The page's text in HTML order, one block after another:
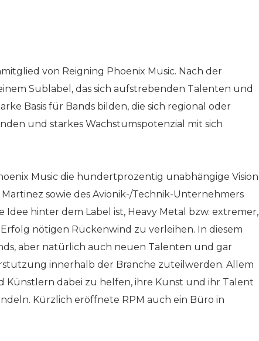
von Reigning Phoenix Music. Nach der
Sublabel, das sich aufstrebenden Talenten und
Basis für Bands bilden, die sich regional oder
und starkes Wachstumspotenzial mit sich
Music die hundertprozentig unabhängige Vision
sowie des Avionik-/Technik-Unternehmers
hinter dem Label ist, Heavy Metal bzw. extremer,
nötigen Rückenwind zu verleihen. In diesem
aber natürlich auch neuen Talenten und gar
innerhalb der Branche zuteilwerden. Allem
Künstlern dabei zu helfen, ihre Kunst und ihr Talent
Kürzlich eröffnete RPM auch ein Büro in